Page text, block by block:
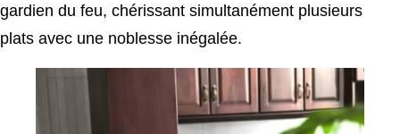
gardien du feu, chérissant simultanément plusieurs
plats avec une noblesse inégalée.